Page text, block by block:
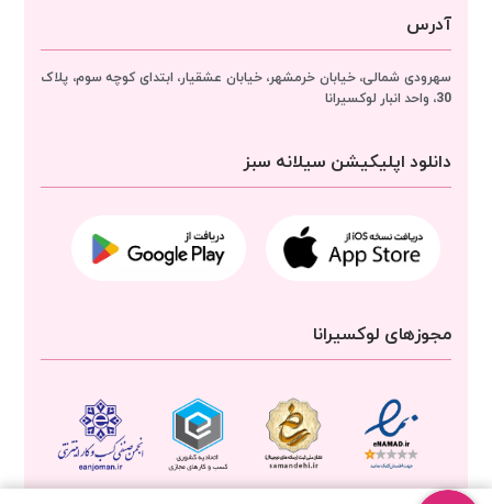
آدرس
سهرودی شمالی، خیابان خرمشهر، خیابان عشقیار، ابتدای کوچه سوم، پلاک
30، واحد انبار
لوکسیرانا
دانلود اپلیکیشن سیلانه سبز
مجوزهای لوکسیرانا